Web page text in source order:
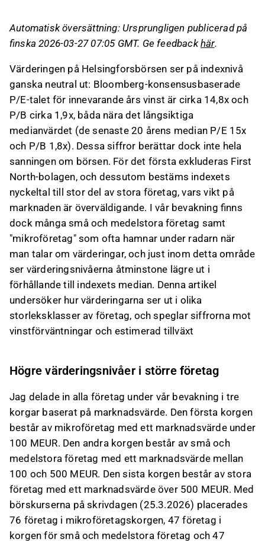
jämfört med stora bolag, men deras svaga
vinstförmåga och framtidsutsikter kan
Små och medelstora bolag framstår som
intressanta investeringsmöjligheter med stark
vinsttillväxt och lägre värderingsmultiplar än
större bolag.
Stora bolag har stabil vinsttillväxt och
betraktas som mindre riskfyllda, med
värderingar på historiska mediannivåer.
Detta innehåll är skapat av AI. Du kan lämna feedback
om det på Inderesforum.
Automatisk översättning: Ursprungligen publicerad på
finska 2026-03-27 07:05 GMT. Ge feedbackhär.
Värderingen på Helsingforsbörsen ser på indexnivå
ganska neutral ut: Bloomberg-konsensusbaserade
P/E-talet för innevarande års vinst är cirka 14,8x och
P/B cirka 1,9x, båda nära det långsiktiga
medianvärdet (de senaste 20 årens median P/E 15x
och P/B 1,8x). Dessa siffror berättar dock inte hela
sanningen om börsen. För det första exkluderas First
North-bolagen, och dessutom bestäms indexets
nyckeltal till stor del av stora företag, vars vikt på
marknaden är överväldigande. I vår bevakning finns
dock många små och medelstora företag samt
"mikroföretag" som ofta hamnar under radarn när
man talar om värderingar, och just inom detta område
ser värderingsnivåerna åtminstone lägre ut i
förhållande till indexets median. Denna artikel
undersöker hur värderingarna ser ut i olika
storleksklasser av företag, och speglar siffrorna mot
vinstförväntningar och estimerad tillväxt
Högre värderingsnivåer i större företag
Jag delade in alla företag under vår bevakning i tre
korgar baserat på marknadsvärde. Den första korgen
består av mikroföretag med ett marknadsvärde under
100 MEUR. Den andra korgen består av små och
medelstora företag med ett marknadsvärde mellan
100 och 500 MEUR. Den sista korgen består av stora
företag med ett marknadsvärde över 500 MEUR. Med
börskurserna på skrivdagen (25.3.2026) placerades
76 företag i mikroföretagskorgen, 47 företag i
korgen för små och medelstora företag och 47